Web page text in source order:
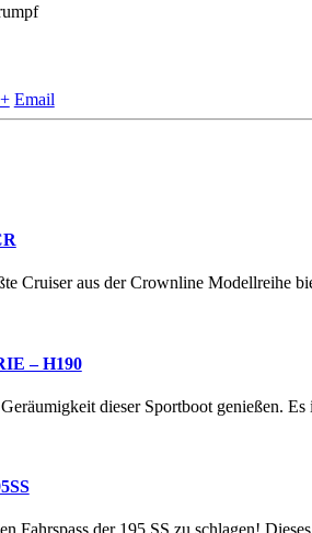
Email
Cruiser aus der Crownline Modellreihe
– H190
dieser Sportboot genießen.